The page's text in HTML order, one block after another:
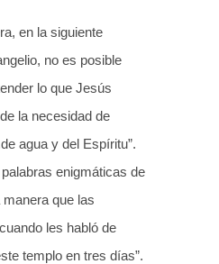
en la siguiente
no es posible
lo que Jesús
la necesidad de
agua y del Espíritu”.
enigmáticas de
que las
les habló de
templo en tres días”.